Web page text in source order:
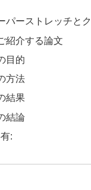
パーストレッチと
紹介する論文
目的
方法
結果
結論
: